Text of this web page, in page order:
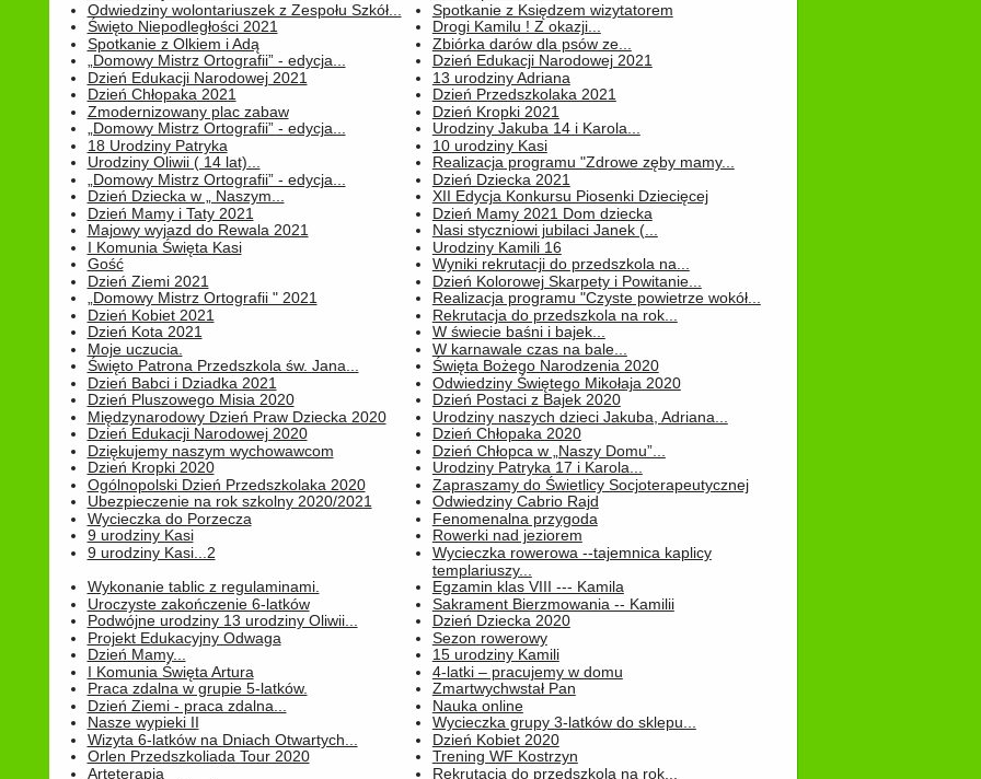
Odwiedziny wolontariuszek z Zespołu Szkół...
Spotkanie z Księdzem wizytatorem
Święto Niepodległości 2021
Spotkanie z Olkiem i Adą
Drogi Kamilu ! Z okazji...
Zbiórka darów dla psów ze...
„Domowy Mistrz Ortografii” - edycja...
Dzień Edukacji Narodowej 2021
Dzień Edukacji Narodowej 2021
13 urodziny Adriana
Dzień Chłopaka 2021
Zmodernizowany plac zabaw
Dzień Przedszkolaka 2021
Dzień Kropki 2021
„Domowy Mistrz Ortografii” - edycja...
18 Urodziny Patryka
Urodziny Jakuba 14 i Karola...
10 urodziny Kasi
Urodziny Oliwii ( 14 lat)...
„Domowy Mistrz Ortografii” - edycja...
Realizacja programu "Zdrowe zęby mamy...
Dzień Dziecka 2021
Dzień Dziecka w „ Naszym...
Dzień Mamy i Taty 2021
XII Edycja Konkursu Piosenki Dziecięcej
Dzień Mamy 2021 Dom dziecka
Majowy wyjazd do Rewala 2021
I Komunia Święta Kasi
Nasi styczniowi jubilaci Janek (...
Urodziny Kamili 16
Gość
Dzień Ziemi 2021
Wyniki rekrutacji do przedszkola na...
Dzień Kolorowej Skarpety i Powitanie...
„Domowy Mistrz Ortografii " 2021
Dzień Kobiet 2021
Realizacja programu "Czyste powietrze wokół...
Rekrutacja do przedszkola na rok...
Dzień Kota 2021
Moje uczucia.
W świecie baśni i bajek...
W karnawale czas na bale...
Święto Patrona Przedszkola św. Jana...
Dzień Babci i Dziadka 2021
Święta Bożego Narodzenia 2020
Odwiedziny Świętego Mikołaja 2020
Dzień Pluszowego Misia 2020
Międzynarodowy Dzień Praw Dziecka 2020
Dzień Postaci z Bajek 2020
Urodziny naszych dzieci Jakuba, Adriana...
Dzień Edukacji Narodowej 2020
Dziękujemy naszym wychowawcom
Dzień Chłopaka 2020
Dzień Chłopca w „Naszy Domu”...
Dzień Kropki 2020
Ogólnopolski Dzień Przedszkolaka 2020
Urodziny Patryka 17 i Karola...
Zapraszamy do Świetlicy Socjoterapeutycznej
Ubezpieczenie na rok szkolny 2020/2021
Wycieczka do Porzecza
Odwiedziny Cabrio Rajd
Fenomenalna przygoda
9 urodziny Kasi
9 urodziny Kasi...2
Rowerki nad jeziorem
Wycieczka rowerowa --tajemnica kaplicy
templariuszy...
Wykonanie tablic z regulaminami.
Uroczyste zakończenie 6-latków
Egzamin klas VIII --- Kamila
Sakrament Bierzmowania -- Kamilii
Podwójne urodziny 13 urodziny Oliwii...
Projekt Edukacyjny Odwaga
Dzień Dziecka 2020
Sezon rowerowy
Dzień Mamy...
I Komunia Święta Artura
15 urodziny Kamili
4-latki – pracujemy w domu
Praca zdalna w grupie 5-latków.
Dzień Ziemi - praca zdalna...
Zmartwychwstał Pan
Nauka online
Nasze wypieki II
Wizyta 6-latków na Dniach Otwartych...
Wycieczka grupy 3-latków do sklepu...
Dzień Kobiet 2020
Orlen Przedszkoliada Tour 2020
Arteterapia
Trening WF Kostrzyn
Rekrutacja do przedszkola na rok...